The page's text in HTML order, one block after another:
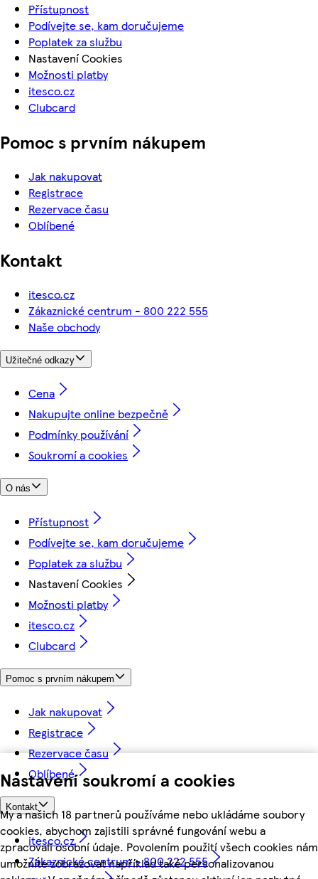
Nastavení soukromí a cookies
My a našich 18 partnerů používáme nebo ukládáme soubory
cookies, abychom zajistili správné fungování webu a
zpracovali osobní údaje. Povolením použití všech cookies nám
umožníte zobrazovat například také personalizovanou
Přístupnost
Podívejte se, kam doručujeme
Poplatek za službu
Nastavení Cookies
Možnosti platby
itesco.cz
Clubcard
Pomoc s prvním nákupem
Jak nakupovat
Registrace
Rezervace času
Oblíbené
Kontakt
itesco.cz
Zákaznické centrum - 800 222 555
Naše obchody
Užitečné odkazy
Cena
Nakupujte online bezpečně
Podmínky používání
Soukromí a cookies
O nás
Přístupnost
Podívejte se, kam doručujeme
Poplatek za službu
Nastavení Cookies
Možnosti platby
itesco.cz
Clubcard
Pomoc s prvním nákupem
Jak nakupovat
Registrace
Rezervace času
Oblíbené
Kontakt
itesco.cz
Zákaznické centrum - 800 222 555